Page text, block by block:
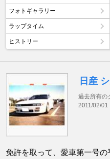
フォトギャラリー
ラップタイム
ヒストリー
日産
過去所有の
2011/02/01
免許を取って、愛車第一号